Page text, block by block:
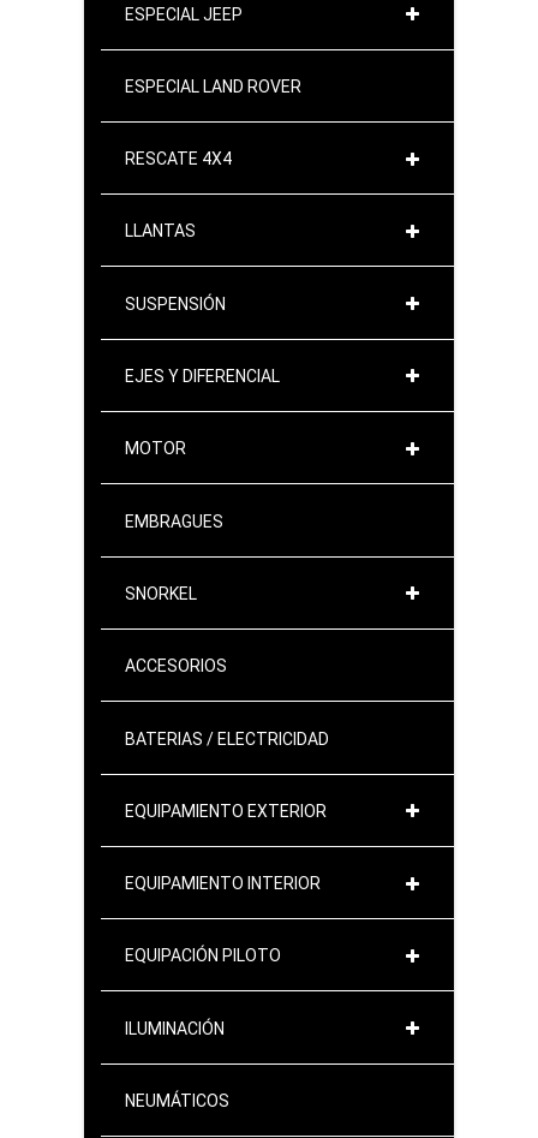
ESPECIAL JEEP
ESPECIAL LAND ROVER
RESCATE 4X4
LLANTAS
SUSPENSIÓN
EJES Y DIFERENCIAL
MOTOR
EMBRAGUES
SNORKEL
ACCESORIOS
BATERIAS / ELECTRICIDAD
EQUIPAMIENTO EXTERIOR
EQUIPAMIENTO INTERIOR
EQUIPACIÓN PILOTO
ILUMINACIÓN
NEUMÁTICOS